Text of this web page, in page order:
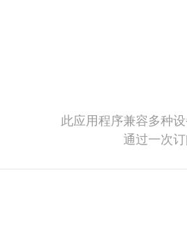
此应用程序兼容多种
通过一次